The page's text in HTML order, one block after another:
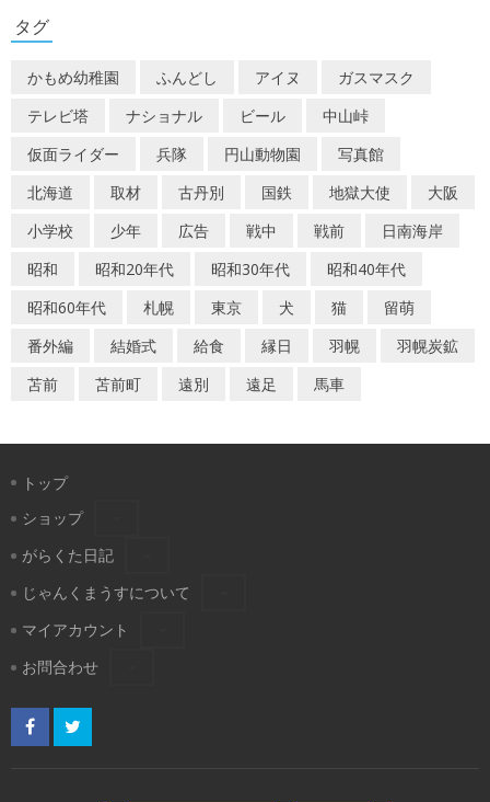
ー
ン
タグ
かもめ幼稚園 ふんどし アイヌ
ガスマスク
テレビ塔
ナショナル ビール
中山峠
仮面ライダー
兵隊 円山動物園
写真館
北海道
取材 古丹別 国鉄 地獄大使
大阪
小学校
少年 広告 戦中 戦前
日南海岸
昭和
昭和20年代 昭和30年代
昭和40年代
昭和60年代
札幌 東京 犬 猫
留萌
番外編
結婚式 給食 縁日 羽幌
羽幌炭鉱
苫前
苫前町 遠別 遠足 馬車
トップ
ショップ
がらくた日記
じゃんくまうすについて
マイアカウント
お問合わせ